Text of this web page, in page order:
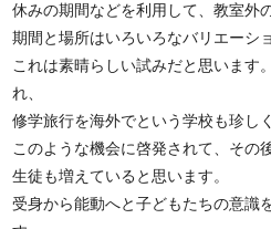
休みの期間などを利用して、教室外
期間と場所はいろいろなバリエーシ
これは素晴らしい試みだと思います
れ、
修学旅行を海外でという学校も珍し
このような機会に啓発されて、その
生徒も増えていると思います。
受身から能動へと子どもたちの意識